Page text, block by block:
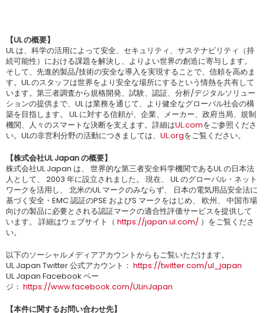
【UL の概要】
UL は、科学の活用によって安全、セキュリティ、サステナビリティ（持
続可能性）における課題を解決し、よりよい世界の創造に寄与します。
そして、先進的製品/技術の安全な導入を実現することで、信頼を高めま
す。UL のスタッフは世界をより安全な場所にするという情熱を共有して
います。第三者調査から規格開発、試験、認証、分析/デジタルソリュー
ションの提供まで、UL は業務を通じて、より健全なグローバル社会の構
築を目指します。 UL に対する信頼が、企業、メーカー、政府当局、規制
機関、人々のスマートな決断を支えます。詳細はUL.comをご参照くださ
い。ULの非営利分野の活動につきましては、 UL.orgをご覧ください。
【株式会社UL Japan の概要】
株式会社UL Japan は、 世界的な第三者安全科学機関であるUL の日本法
人として、 2003 年に設立されました。 現在、 UL のグローバル・ネット
ワークを活用し、 北米のUL マークのみならず、 日本の電気用品安全法に
基づく安全・EMC 認証のPSE およびS マークをはじめ、 欧州、 中国市場
向けの製品に必要とされる認証マークの適合性評価サービスを提供して
います。 詳細はウェブサイト（ https://japan.ul.com/ ）をご覧くださ
い。
以下のソーシャルメディアアカウントからもご覧いただけます。
UL Japan Twitter 公式アカウント： https://twitter.com/ul_japan
UL Japan Facebook ペー
ジ： https://www.facebook.com/ULinJapan
【本件に関するお問い合わせ先】